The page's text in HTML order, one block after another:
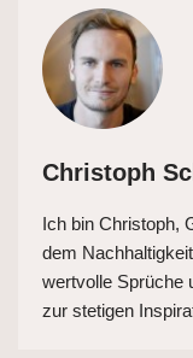
Christoph
Ich bin Christoph,
dem
wertvolle Sprüche
zur stetigen